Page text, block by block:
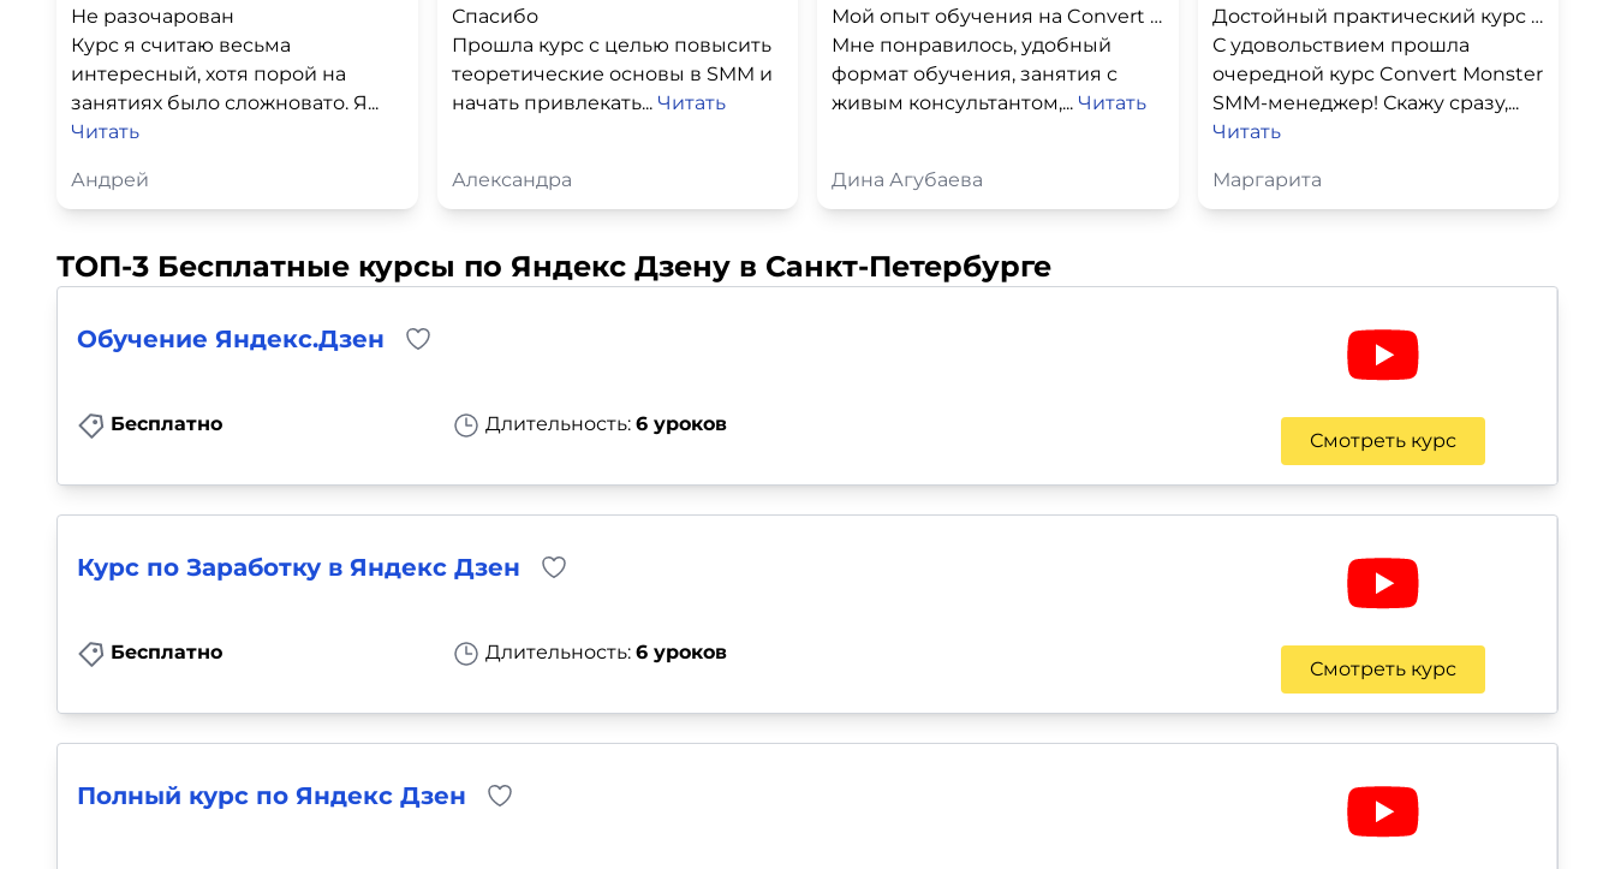
Не разочарован
Курс я считаю весьма
интересный, хотя порой на
занятиях было сложновато. Я...
Читать
Андрей
Спасибо
Прошла курс с целью повысить
теоретические основы в SMM и
начать привлекать... Читать
Александра
Мой опыт обучения на Convert monsters
Мне понравилось, удобный
формат обучения, занятия с
живым консультантом,... Читать
Дина Агубаева
Достойный практический курс для маркетологов и собственников бизнеса
С удовольствием прошла
очередной курс Convert Monster
SMM-менеджер! Скажу сразу,...
Читать
Маргарита
ТОП-3 Бесплатные курсы по Яндекс Дзену в Санкт-Петербурге
Обучение Яндекс.Дзен
Бесплатно Длительность: 6 уроков
Смотреть курс
Курс по Заработку в Яндекс Дзен
Бесплатно Длительность: 6 уроков
Смотреть курс
Полный курс по Яндекс Дзен